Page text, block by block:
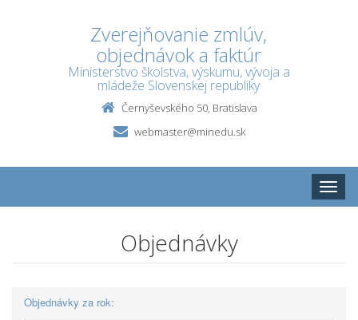
Zverejňovanie zmlúv,
objednávok a faktúr
Ministerstvo školstva, výskumu, vývoja a
mládeže Slovenskej republiky
Černyševského 50, Bratislava
webmaster@minedu.sk
Toggle
Objednávky
Objednávky za rok: